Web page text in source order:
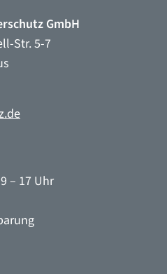
GmbH
Str. 5-7
– 17 Uhr